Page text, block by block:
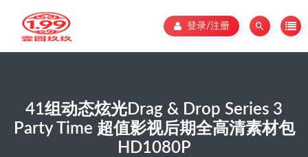
登录/注册
41组动态炫光Drag & Drop Series 3
Party Time 超值影视后期全高清素材包
HD1080P